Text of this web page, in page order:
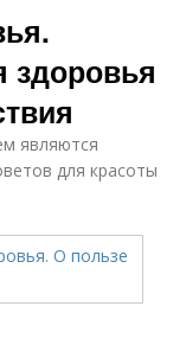
здоровья
являются
для красоты